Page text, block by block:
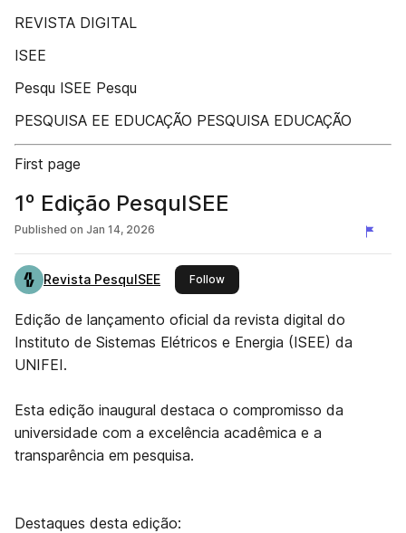
REVISTA DIGITAL
ISEE
Pesqu ISEE Pesqu
PESQUISA EE EDUCAÇÃO PESQUISA EDUCAÇÃO
First page
1º Edição PesquISEE
Published on Jan 14, 2026
Revista PesquISEE Followthis publisher
Edição de lançamento oficial da revista digital do
Instituto de Sistemas Elétricos e Energia (ISEE) da
UNIFEI.
Esta edição inaugural destaca o compromisso da
universidade com a excelência acadêmica e a
transparência em pesquisa.
Destaques desta edição: